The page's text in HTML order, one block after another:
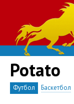
Potato
Футбол Баскетбол